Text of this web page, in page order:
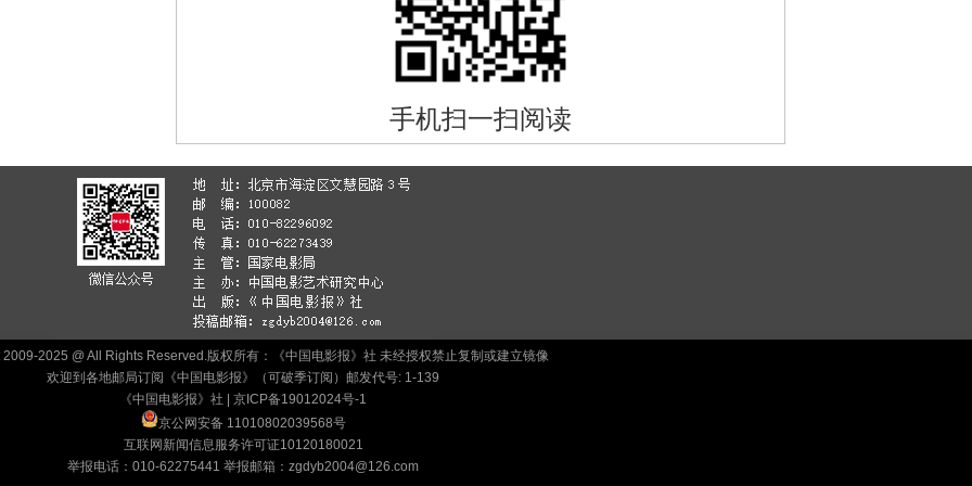
手机扫一扫阅读
2025 @ All Rights Reserved.版权所有：《中国电影报》社 未经授权禁止复制或建立镜像
欢迎到各地邮局订阅《中国电影报》（可破季订阅）邮发代号: 1-139
《中国电影报》社 | 京ICP备19012024号-1
京公网安备 11010802039568号
互联网新闻信息服务许可证10120180021
举报电话：010-62275441 举报邮箱：zgdyb2004@126.com